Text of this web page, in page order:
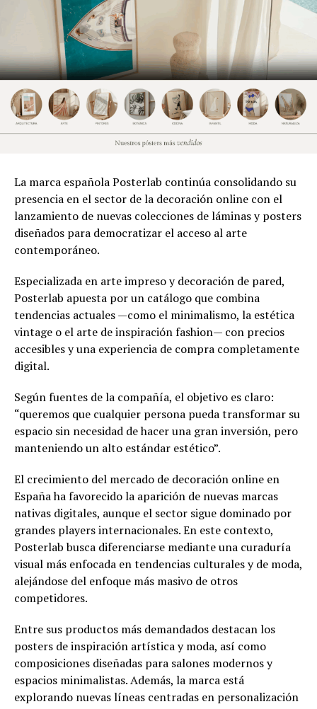
La marca española Posterlab continúa consolidando su
presencia en el sector de la decoración online con el
lanzamiento de nuevas colecciones de láminas y posters
diseñados para democratizar el acceso al arte
contemporáneo.
Especializada en arte impreso y decoración de pared,
Posterlab apuesta por un catálogo que combina
tendencias actuales —como el minimalismo, la estética
vintage o el arte de inspiración fashion— con precios
accesibles y una experiencia de compra completamente
digital.
Según fuentes de la compañía, el objetivo es claro:
“queremos que cualquier persona pueda transformar su
espacio sin necesidad de hacer una gran inversión, pero
manteniendo un alto estándar estético”.
El crecimiento del mercado de decoración online en
España ha favorecido la aparición de nuevas marcas
nativas digitales, aunque el sector sigue dominado por
grandes players internacionales. En este contexto,
Posterlab busca diferenciarse mediante una curaduría
visual más enfocada en tendencias culturales y de moda,
alejándose del enfoque más masivo de otros
competidores.
Entre sus productos más demandados destacan los
posters de inspiración artística y moda, así como
composiciones diseñadas para salones modernos y
espacios minimalistas. Además, la marca está
explorando nuevas líneas centradas en personalización